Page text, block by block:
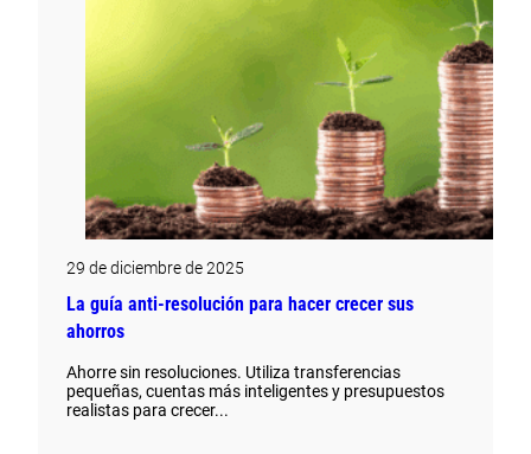
29 de diciembre de 2025
La guía anti-resolución para hacer crecer sus
ahorros
Ahorre sin resoluciones. Utiliza transferencias
pequeñas, cuentas más inteligentes y presupuestos
realistas para crecer...